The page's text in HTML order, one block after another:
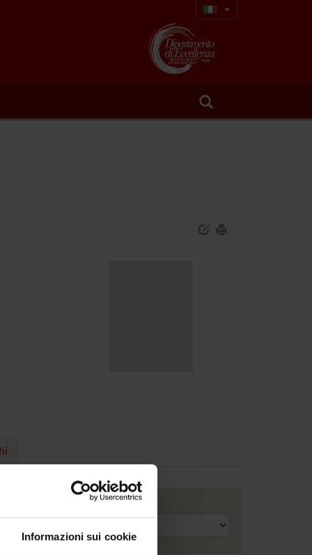
Informazioni sui cookie
Anno accademico